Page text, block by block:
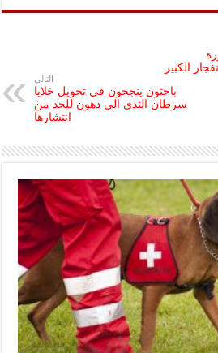
الكبير
التالي
باحثون ينجحون في تحويل خلايا
سرطان الثدي الى دهون للحد من
انتشارها